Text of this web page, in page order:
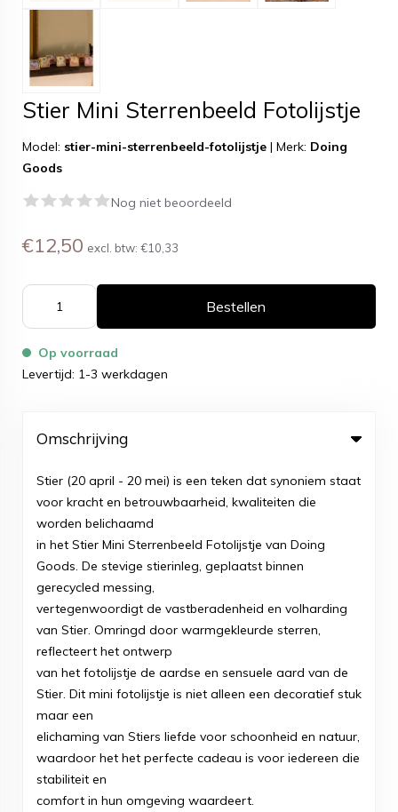
Stier Mini Sterrenbeeld Fotolijstje
Model: stier-mini-sterrenbeeld-fotolijstje | Merk: Doing
Goods
Nog niet beoordeeld
€12,50 excl. btw: €10,33
Bestellen
Op voorraad
Levertijd: 1-3 werkdagen
Omschrijving
Stier (20 april - 20 mei) is een teken dat synoniem staat
voor kracht en betrouwbaarheid, kwaliteiten die
worden belichaamd
in het Stier Mini Sterrenbeeld Fotolijstje van Doing
Goods. De stevige stierinleg, geplaatst binnen
gerecycled messing,
vertegenwoordigt de vastberadenheid en volharding
van Stier. Omringd door warmgekleurde sterren,
reflecteert het ontwerp
van het fotolijstje de aardse en sensuele aard van de
Stier. Dit mini fotolijstje is niet alleen een decoratief stuk
maar een
elichaming van Stiers liefde voor schoonheid en natuur,
waardoor het het perfecte cadeau is voor iedereen die
stabiliteit en
comfort in hun omgeving waardeert.